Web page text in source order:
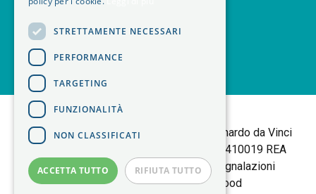
B+M isol TortallaSede Legale: Via Leonardo da Vinci
25 | 10095 Grugliasco (TO) P.IVA 06403410019 REA
TORINO 783877 | Policy Privacy |Segnalazioni
Whistleblowing| made byElwood
STRETTAMENTE NECESSARI
PERFORMANCE
TARGETING
FUNZIONALITÀ
NON CLASSIFICATI
ACCETTA TUTTO RIFIUTA TUTTO